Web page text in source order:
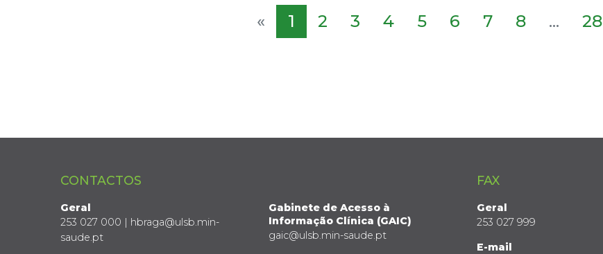
« 1 2 3 4 5 6 7 8 ... 28
CONTACTOS
Geral
253 027 000 | hbraga@ulsb.min-
saude.pt
Gabinete de Acesso à
Informação Clínica (GAIC)
gaic@ulsb.min-saude.pt
FAX
Geral
253 027 999
E-mail